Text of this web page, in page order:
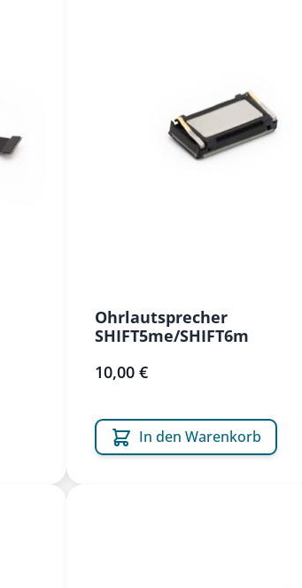
Ohrlautsprecher
SHIFT5me/SHIFT6m
10,00 €
In den Warenkorb